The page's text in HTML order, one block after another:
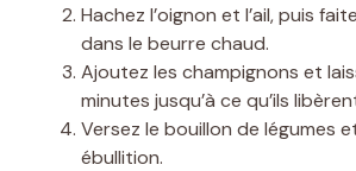
Hachez l’oignon et l’ail, puis
dans le beurre chaud.
Ajoutez les champignons et
minutes jusqu’à ce qu’ils
Versez le bouillon de légumes
ébullition.